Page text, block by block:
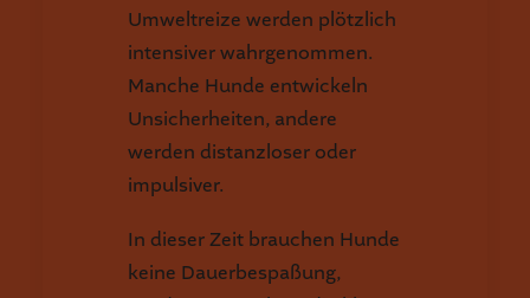
Umweltreize werden plötzlich
intensiver wahrgenommen.
Manche Hunde entwickeln
Unsicherheiten, andere
werden distanzloser oder
impulsiver.
In dieser Zeit brauchen Hunde
keine Dauerbespaßung,